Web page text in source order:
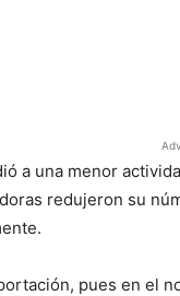
a una menor
redujeron su
pues en el